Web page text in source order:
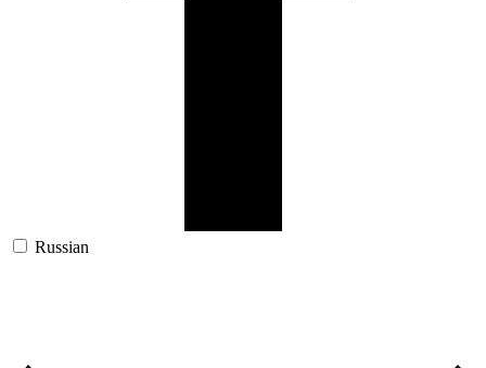
Russian